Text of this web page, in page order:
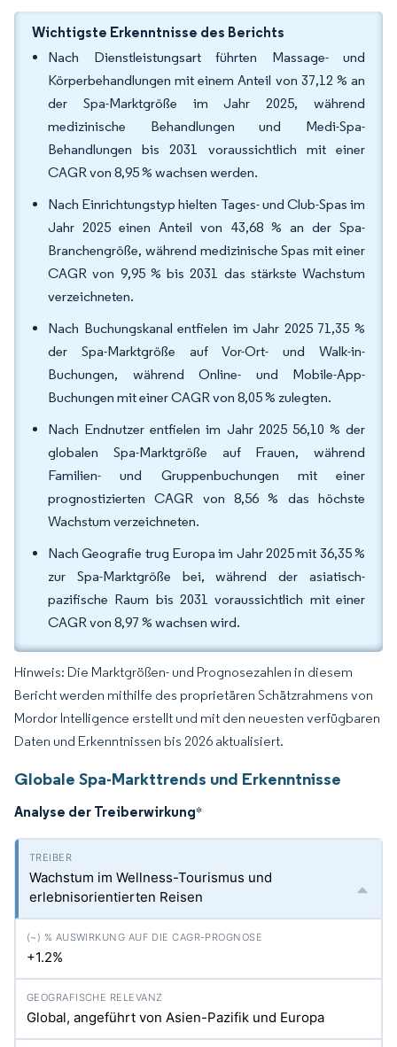
Wichtigste Erkenntnisse des Berichts
Nach Dienstleistungsart führten Massage- und
Körperbehandlungen mit einem Anteil von 37,12 % an
der Spa-Marktgröße im Jahr 2025, während
medizinische Behandlungen und Medi-Spa-
Behandlungen bis 2031 voraussichtlich mit einer
CAGR von 8,95 % wachsen werden.
Nach Einrichtungstyp hielten Tages- und Club-Spas im
Jahr 2025 einen Anteil von 43,68 % an der Spa-
Branchengröße, während medizinische Spas mit einer
CAGR von 9,95 % bis 2031 das stärkste Wachstum
verzeichneten.
Nach Buchungskanal entfielen im Jahr 2025 71,35 %
der Spa-Marktgröße auf Vor-Ort- und Walk-in-
Buchungen, während Online- und Mobile-App-
Buchungen mit einer CAGR von 8,05 % zulegten.
Nach Endnutzer entfielen im Jahr 2025 56,10 % der
globalen Spa-Marktgröße auf Frauen, während
Familien- und Gruppenbuchungen mit einer
prognostizierten CAGR von 8,56 % das höchste
Wachstum verzeichneten.
Nach Geografie trug Europa im Jahr 2025 mit 36,35 %
zur Spa-Marktgröße bei, während der asiatisch-
pazifische Raum bis 2031 voraussichtlich mit einer
CAGR von 8,97 % wachsen wird.
Hinweis: Die Marktgrößen- und Prognosezahlen in diesem
Bericht werden mithilfe des proprietären Schätzrahmens von
Mordor Intelligence erstellt und mit den neuesten verfügbaren
Daten und Erkenntnissen bis 2026 aktualisiert.
Globale Spa-Markttrends und Erkenntnisse
Analyse der Treiberwirkung*
Wachstum im Wellness-Tourismus und
erlebnisorientierten Reisen
+1.2%
Global, angeführt von Asien-Pazifik und Europa